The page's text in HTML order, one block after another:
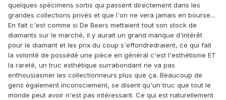
quelques spécimens sortis qui passent directement dans les
grandes collections privés et que l'on ne vera jamais en bourse...
En fait c'est comme si De Beers mettaient tout son stock de
diamants sur le marché, il y aurait un grand manque d'intérêt
pour le diamant et les prix du coup s'effondredraient, ce qui fait
la volonté de possédé une pièce en général c'est l'esthétisme ET
la rareté, un truc esthétique surrabondant ne va pas
enthousiasmer les collectionneurs plus que ça. Beaucoup de
gens également inconsciement, se disent qu'un truc que tout le
monde peut avoir n'est pas intéressant. Ce qui est naturellement